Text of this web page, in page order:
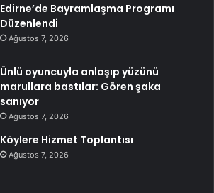
Edirne’de Bayramlaşma Programı
Düzenlendi
Ağustos 7, 2026
Ünlü oyuncuyla anlaşıp yüzünü
marullara bastılar: Gören şaka
sanıyor
Ağustos 7, 2026
Köylere Hizmet Toplantısı
Ağustos 7, 2026